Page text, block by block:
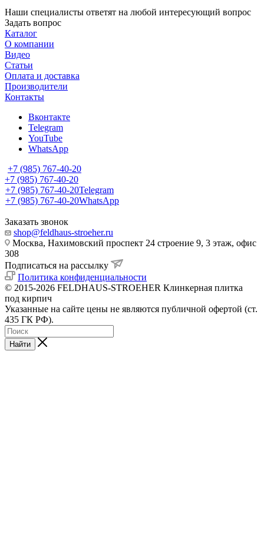
Наши специалисты ответят на любой интересующий вопрос
Задать вопрос
Каталог
О компании
Видео
Статьи
Оплата и доставка
Производители
Контакты
Вконтакте
Telegram
YouTube
WhatsApp
+7 (985) 767-40-20
+7 (985) 767-40-20
+7 (985) 767-40-20Telegram
+7 (985) 767-40-20WhatsApp
Заказать звонок
shop@feldhaus-stroeher.ru
Москва, Нахимовский проспект 24 строение 9, 3 этаж, офис
308
Подписаться на рассылку
Политика конфиденциальности
© 2015-2026 FELDHAUS-STROEHER Клинкерная плитка
под кирпич
Указанные на сайте цены не являются публичной офертой (ст.
435 ГК РФ).
Найти